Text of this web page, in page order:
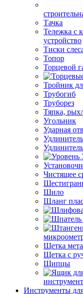
Тачка
Тележка с
устройство
Тиски
Топор
Торцевой
Тройник
Трубогиб
Труборез
Тяпка,
Угольник
Ударная
Чистящее
Шило
Шланг
Щетка
Щетка с
Щипцы
Инструменты